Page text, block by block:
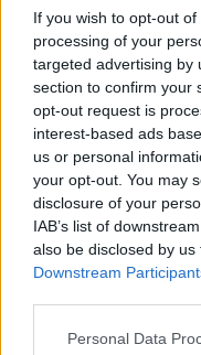
If you wish to opt-out
processing of your
targeted advertising by
section to confirm your
opt-out request is
interest-based ads
us or personal
your opt-out. You may
disclosure of your
IAB’s list of
also be disclosed by
Downstream
Personal Data
Laimei, tragiškų
pavyko išvengti
nuslopintos, jos
Nuostolis
Pareigūnai
sulaikė, o kitas
ieškomas.
Pradėti